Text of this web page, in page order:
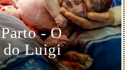
- O
do Luigi